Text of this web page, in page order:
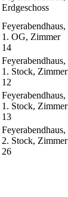
Erdgeschoss
Feyerabendhaus,
1. OG, Zimmer
14
Feyerabendhaus,
1. Stock, Zimmer
12
Feyerabendhaus,
1. Stock, Zimmer
13
Feyerabendhaus,
2. Stock, Zimmer
26